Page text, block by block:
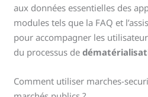
aux données essentielles des
modules tels que la FAQ et
pour accompagner les
du processus de
Comment utiliser marches-